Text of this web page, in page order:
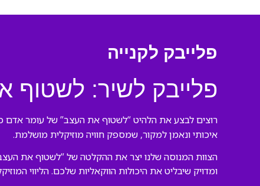
פלייבק לקנייה
פלייבק לשיר:
רוצים לבצע את הלהיט “לשטוף את העצב” של עומר אדם
איכותי ונאמן למקור, שמספק חוויה מוזיקלית מושלמת.
הצוות המנוסה שלנו יצר את ההקלטה של “לשטוף את
ומדויק שיבליט את היכולות הווקאליות שלכם. הליווי